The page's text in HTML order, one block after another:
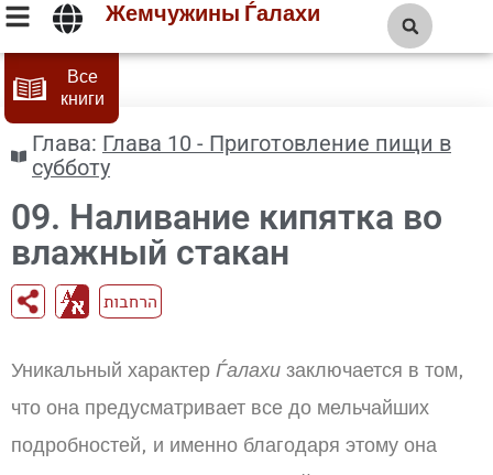
Жемчужины Ѓалахи
Все
книги
Глава: Глава 10 - Приготовление пищи в
субботу
09. Наливание кипятка во
влажный стакан
הרחבות
Уникальный характер Ѓалахи заключается в том,
что она предусматривает все до мельчайших
подробностей, и именно благодаря этому она